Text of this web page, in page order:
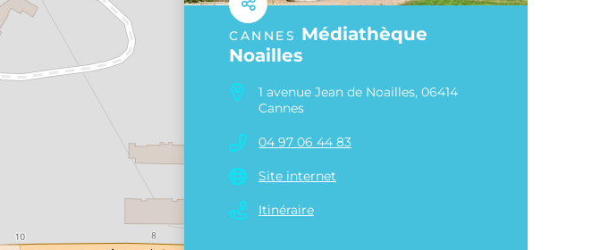
CANNES Médiathèque
Noailles
1 avenue Jean de Noailles, 06414
Cannes
04 97 06 44 83
Site internet
Itinéraire